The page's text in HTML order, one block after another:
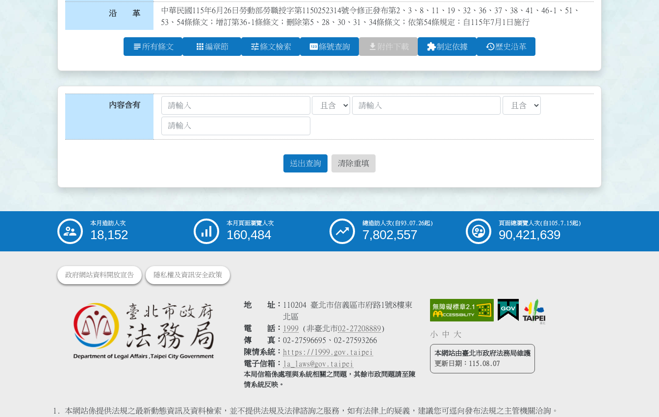
沿 革
中華民國115年6月26日勞動部勞職授字第1150252314號令修正發布第2、3、8、11、19、32、36、37、38、41、46-1、51、
53、54條條文；增訂第36-1條條文；刪除第5、28、30、31、34條條文；依第54條規定：自115年7月1日施行
subject 所有條文 apps 編章節 tune條文檢索 pin條號查詢 file_download 附件下載 extension制定依據 history歷史沿革
內容含有
送出查詢 清除重填
::: 本月造訪人次
18,152
本月頁面瀏覽人次
160,484
總造訪人次(自93.07.26起)
7,802,557
頁面總瀏覽人次(自105.7.15起)
90,421,639
政府網站資料開放宣告 隱私權及資訊安全政策
地 址
110204 臺北市信義區市府路1號8樓東
北區
電 話
1999 (非臺北市02-27208889)
傳 真
02-27596695、02-27593266
陳情系統
https://1999.gov.taipei
電子信箱
la_laws@gov.taipei
本局信箱係處理與系統相關之問題，其餘市政問題請至陳
情系統反映。
小 中 大
本網站由臺北市政府法務局維護
更新日期： 115.08.07
本網站係提供法規之最新動態資訊及資料檢索，並不提供法規及法律諮詢之服務，如有法律上的疑義，建議您可逕向發布法規之主管機關洽詢。